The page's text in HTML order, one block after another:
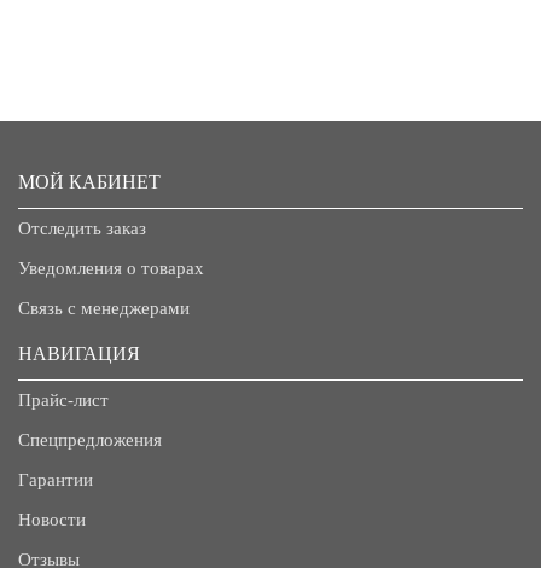
МОЙ КАБИНЕТ
Отследить заказ
Уведомления о товарах
Связь с менеджерами
НАВИГАЦИЯ
Прайс-лист
Спецпредложения
Гарантии
Новости
Отзывы